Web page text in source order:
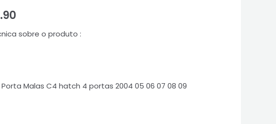
sobre o produto :
Malas C4 hatch 4 portas 2004 05 06 07 08 09